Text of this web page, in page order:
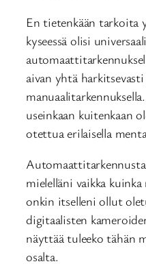
En tietenkään tarkoita
kyseessä olisi
aivan yhtä
useinkaan kuitenkaan
otettua erilaisella
mielelläni vaikka kuinka
onkin itselleni ollut
digitaalisten
näyttää tuleeko tähän
osalta.